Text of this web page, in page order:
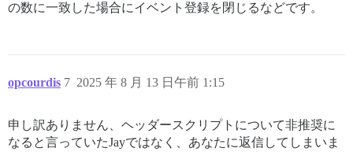
の数に一致した場合にイベント登録を閉じるなどです。
opcourdis 2025 年 8 月 13 日午前 1:15
7
申し訳ありません、ヘッダースクリプトについて非推奨に
なると言っていたJayではなく、あなたに返信してしまいま